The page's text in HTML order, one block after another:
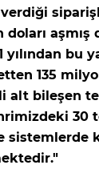
verdiği
doları aşmış
yılından bu
135
alt bileşen
30
sistemlerde